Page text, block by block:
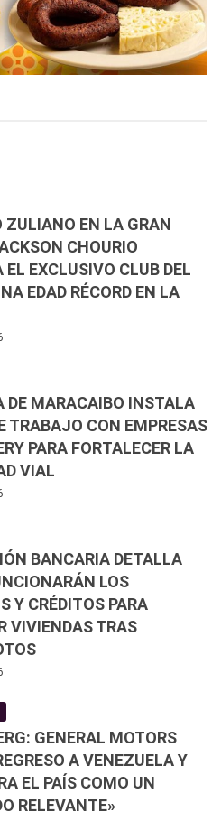
ZULIANO EN LA GRAN
CHOURIO
EXCLUSIVO CLUB DEL
EDAD RÉCORD EN LA
DE MARACAIBO INSTALA
TRABAJO CON EMPRESAS
PARA FORTALECER LA
VIAL
BANCARIA DETALLA
LOS
Y CRÉDITOS PARA
VIVIENDAS TRAS
GENERAL MOTORS
A VENEZUELA Y
EL PAÍS COMO UN
RELEVANTE»